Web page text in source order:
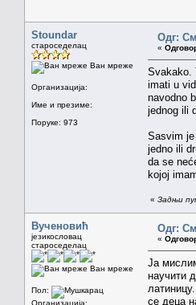
Stoundar
староседелац
Ван мреже
Организација:
Име и презиме:
Поруке: 973
Одг:
«
Svakako.
imati u
navodno
jednog ili
Sasvim
jedno ili
da se
kojoj
« Задњи
Вученовић
језикословац
староседелац
Ван мреже
Пол:
Организација:
Одг:
«
Ја
научити
се деца